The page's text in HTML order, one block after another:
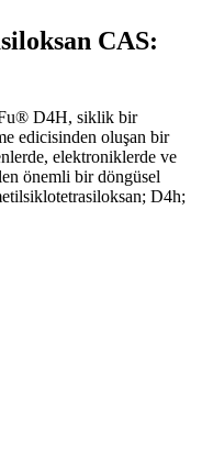
CAS:
D4H, siklik bir
edicisinden oluşan bir
elektroniklerde ve
önemli bir döngüsel
D4h;